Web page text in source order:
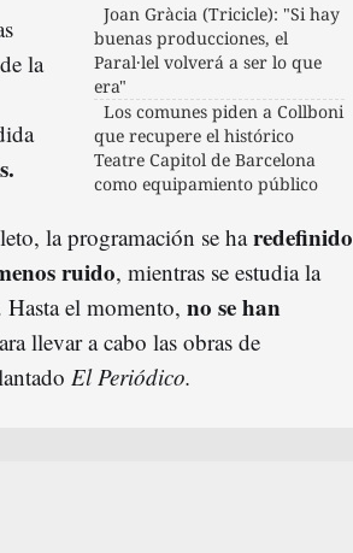
Joan Gràcia (Tricicle): "Si hay
buenas producciones, el
Paral·lel volverá a ser lo que
era"
Los comunes piden a Collboni
que recupere el histórico
Teatre Capitol de Barcelona
como equipamiento público
de la
la programación se haredefinido
ruido, mientras se estudia la
el momento, no se han
llevar a cabo las obras de
El Periódico.